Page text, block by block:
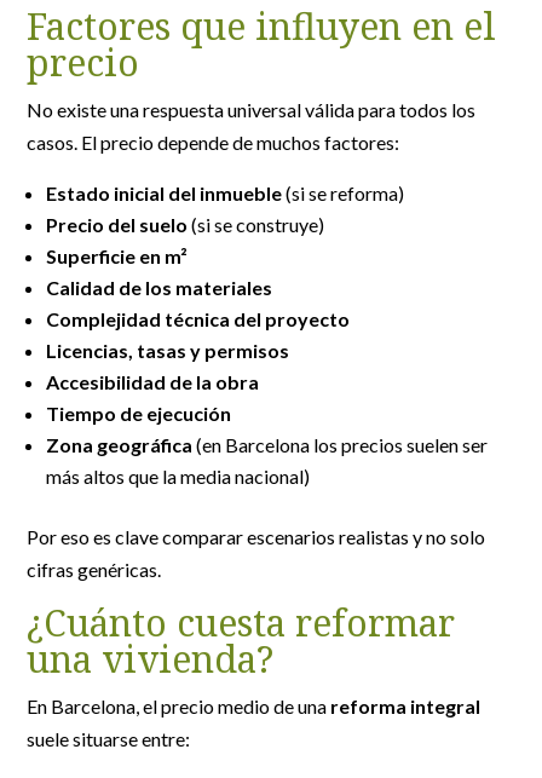
Factores que influyen en el
precio
No existe una respuesta universal válida para todos los
casos. El precio depende de muchos factores:
Estado inicial del inmueble(si se reforma)
Precio del suelo (si se construye)
Superficie en m²
Calidad de los materiales
Complejidad técnica del proyecto
Licencias, tasas y permisos
Accesibilidad de la obra
Tiempo de ejecución
Zona geográfica (en Barcelona los precios suelen ser
más altos que la media nacional)
Por eso es clave comparar escenarios realistas y no solo
cifras genéricas.
¿Cuánto cuesta reformar
una vivienda?
En Barcelona, el precio medio de una reforma integral
suele situarse entre: